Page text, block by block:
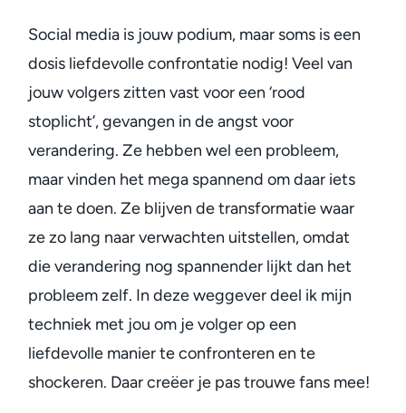
Social media is jouw podium, maar soms is een
dosis liefdevolle confrontatie nodig! Veel van
jouw volgers zitten vast voor een ‘rood
stoplicht’, gevangen in de angst voor
verandering. Ze hebben wel een probleem,
maar vinden het mega spannend om daar iets
aan te doen. Ze blijven de transformatie waar
ze zo lang naar verwachten uitstellen, omdat
die verandering nog spannender lijkt dan het
probleem zelf. In deze weggever deel ik mijn
techniek met jou om je volger op een
liefdevolle manier te confronteren en te
shockeren. Daar creëer je pas trouwe fans mee!